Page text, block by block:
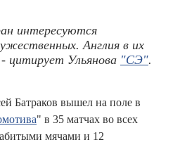
интересуются
Англия в их
цитирует Ульянова "СЭ".
Батраков вышел на поле в
" в 35 матчах во всех
мячами и 12